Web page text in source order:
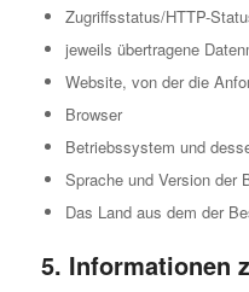
Zugriffsstatus/HTTP-
jeweils übertragene
Website, von der die
Browser
Betriebssystem und
Sprache und Version der
Das Land aus dem der
5. Informationen